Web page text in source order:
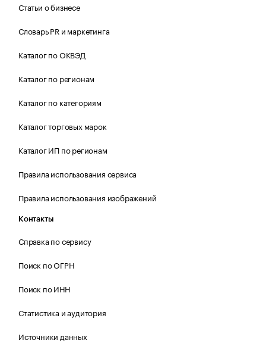
Статьи о бизнесе
Словарь PR и маркетинга
Каталог по ОКВЭД
Каталог по регионам
Каталог по категориям
Каталог торговых марок
Каталог ИП по регионам
Правила использования сервиса
Правила использования изображений
Контакты
Справка по сервису
Поиск по ОГРН
Поиск по ИНН
Статистика и аудитория
Источники данных